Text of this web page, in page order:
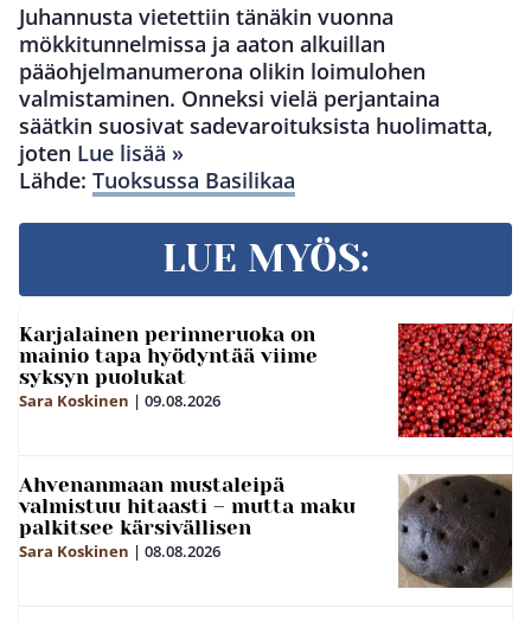
Juhannusta vietettiin tänäkin vuonna
mökkitunnelmissa ja aaton alkuillan
pääohjelmanumerona olikin loimulohen
valmistaminen. Onneksi vielä perjantaina
säätkin suosivat sadevaroituksista huolimatta,
joten Lue lisää »
Lähde: Tuoksussa Basilikaa
LUE MYÖS:
Karjalainen perinneruoka on
mainio tapa hyödyntää viime
syksyn puolukat
Sara Koskinen | 09.08.2026
Ahvenanmaan mustaleipä
valmistuu hitaasti – mutta maku
palkitsee kärsivällisen
Sara Koskinen | 08.08.2026